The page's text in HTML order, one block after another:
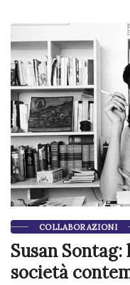
COLLABORAZIONI
Susan
società